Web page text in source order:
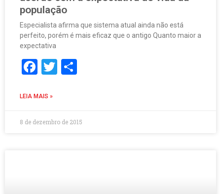
população
Especialista afirma que sistema atual ainda não está
perfeito, porém é mais eficaz que o antigo Quanto maior a
expectativa
Facebook
Twitter
LEIA MAIS »
8 de dezembro de 2015